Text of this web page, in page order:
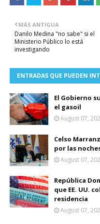
MÁS ANTIGUA
Danilo Medina "no sabe" si el
Ministerio Público lo está
investigando
ENTRADAS QUE PUEDEN
El Gobierno
el gasoil
August 07,
Celso
por las
August 07,
República
que EE. UU.
residencia
August 07,